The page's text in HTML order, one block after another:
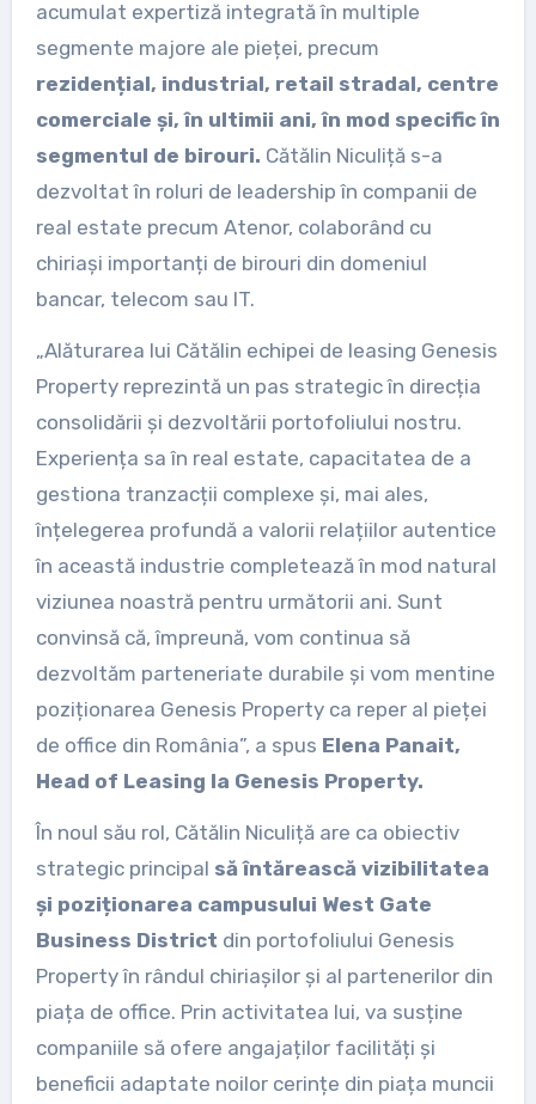
acumulat expertiză integrată în multiple
segmente majore ale pieței, precum
rezidențial, industrial, retail stradal, centre
comerciale și, în ultimii ani, în mod specific în
segmentul de birouri. Cătălin Niculiță s-a
dezvoltat în roluri de leadership în companii de
real estate precum Atenor, colaborând cu
chiriași importanți de birouri din domeniul
bancar, telecom sau IT.
„Alăturarea lui Cătălin echipei de leasing Genesis
Property reprezintă un pas strategic în direcția
consolidării și dezvoltării portofoliului nostru.
Experiența sa în real estate, capacitatea de a
gestiona tranzacții complexe și, mai ales,
înțelegerea profundă a valorii relațiilor autentice
în această industrie completează în mod natural
viziunea noastră pentru următorii ani. Sunt
convinsă că, împreună, vom continua să
dezvoltăm parteneriate durabile și vom mentine
poziționarea Genesis Property ca reper al pieței
de office din România”, a spus Elena Panait,
Head of Leasing la Genesis Property.
În noul său rol, Cătălin Niculiță are ca obiectiv
strategic principal să întărească vizibilitatea
și poziționarea campusului West Gate
Business District din portofoliului Genesis
Property în rândul chiriașilor și al partenerilor din
piața de office. Prin activitatea lui, va susține
companiile să ofere angajaților facilități și
beneficii adaptate noilor cerințe din piața muncii